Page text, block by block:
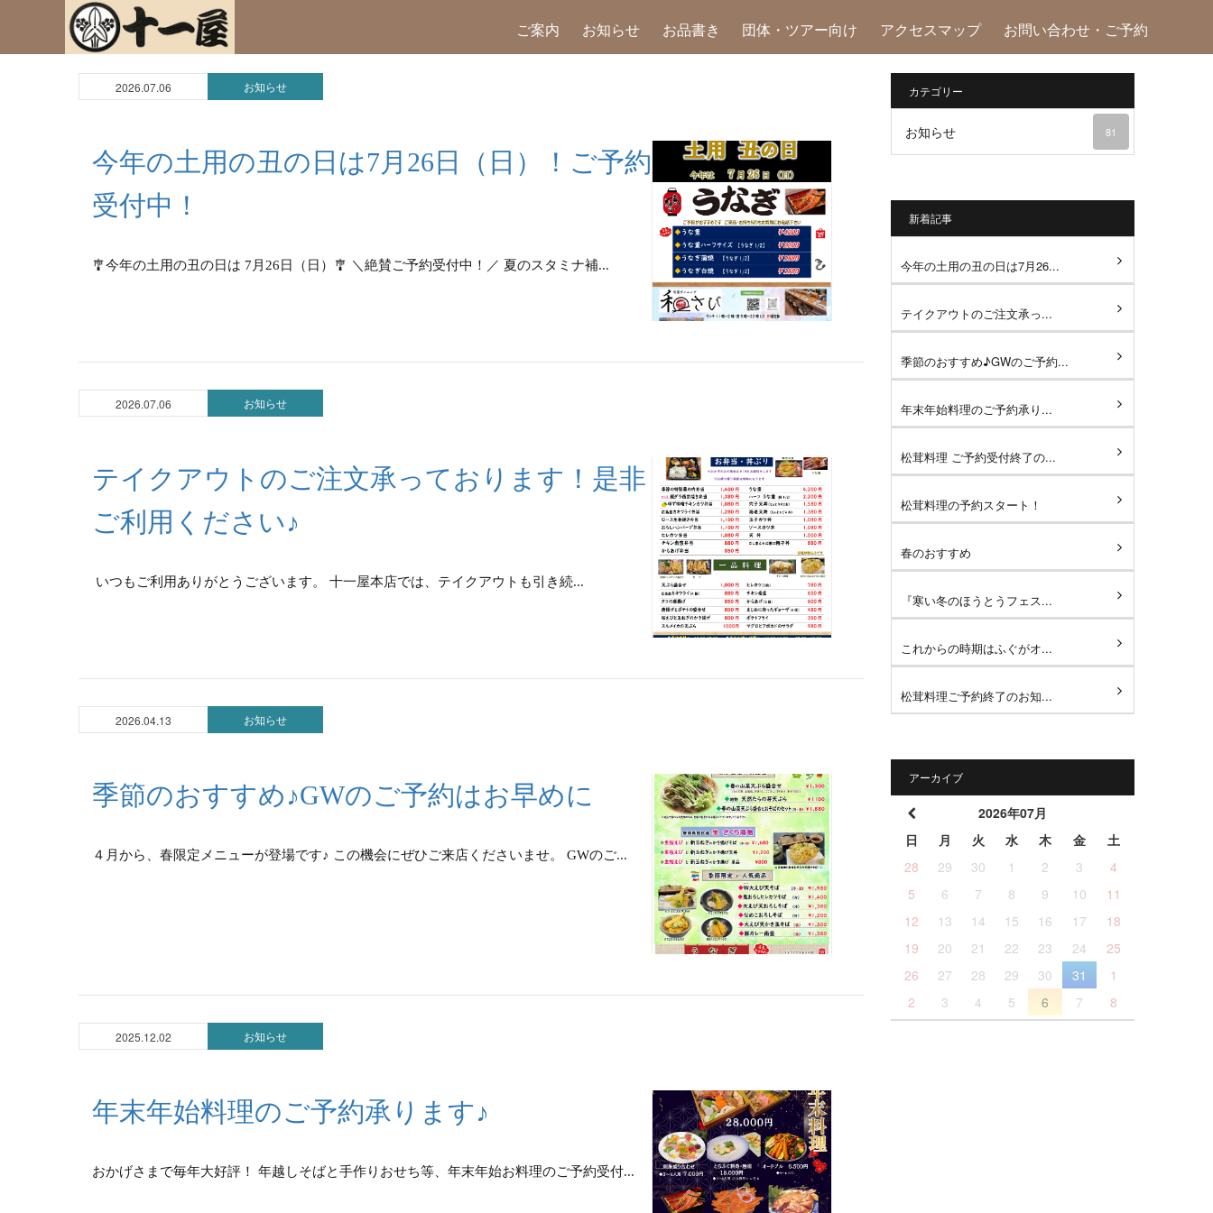
ご案内 お知らせ お品書き 団体・ツアー向け アクセスマップ お問い合わせ・ご予約
2026.07.06 お知らせ
今年の土用の丑の日は7月26日（日）！ご予約
受付中！
🎐今年の土用の丑の日は 7月26日（日）🎐 ＼絶賛ご予約受付中！／ 夏のスタミナ補...
2026.07.06 お知らせ
テイクアウトのご注文承っております！是非
ご利用ください♪
いつもご利用ありがとうございます。 十一屋本店では、テイクアウトも引き続...
2026.04.13 お知らせ
季節のおすすめ♪GWのご予約はお早めに
４月から、春限定メニューが登場です♪ この機会にぜひご来店くださいませ。 GWのご...
2025.12.02 お知らせ
年末年始料理のご予約承ります♪
おかげさまで毎年大好評！ 年越しそばと手作りおせち等、年末年始お料理のご予約受付...
カテゴリー
お知らせ 81
新着記事
今年の土用の丑の日は7月26...
テイクアウトのご注文承っ...
季節のおすすめ♪GWのご予約...
年末年始料理のご予約承り...
松茸料理 ご予約受付終了の...
松茸料理の予約スタート！
春のおすすめ
『寒い冬のほうとうフェス...
これからの時期はふぐがオ...
松茸料理ご予約終了のお知...
アーカイブ
2026年07月
日
月 火 水 木 金
土
28
29 30 1 2 3
4
5
6 7 8 9 10
11
12
13 14 15 16 17
18
19
20 21 22 23 24
25
26
27 28 29 30 31
1
2
3 4 5 6 7 8